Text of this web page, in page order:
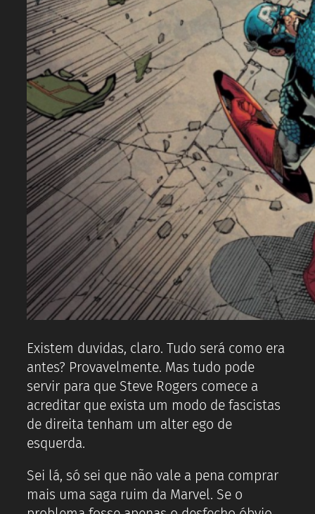
Existem duvidas, claro. Tudo será como era
antes? Provavelmente. Mas tudo pode
servir para que Steve Rogers comece a
acreditar que exista um modo de fascistas
de direita tenham um alter ego de
esquerda.
Sei lá, só sei que não vale a pena comprar
mais uma saga ruim da Marvel. Se o